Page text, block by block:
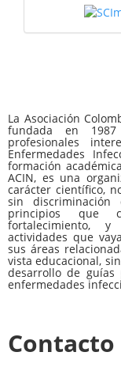
La Asociación
fundada en
profesionales
Enfermedades
formación
ACIN, es una
carácter científico,
sin
principios que
fortalecimiento,
actividades que
sus áreas
vista educacional,
desarrollo de
enfermedades
Contacto